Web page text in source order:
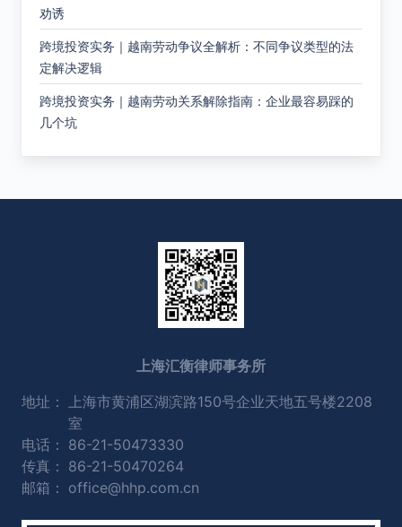
劝诱
跨境投资实务｜越南劳动争议全解析：不同争议类型的法
定解决逻辑
跨境投资实务｜越南劳动关系解除指南：企业最容易踩的
几个坑
上海汇衡律师事务所
地址：
上海市黄浦区湖滨路150号企业天地五号楼2208
室
电话： 86-21-50473330
传真： 86-21-50470264
邮箱： office@hhp.com.cn